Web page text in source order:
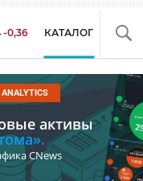
-0,36 КАТАЛОГ
активы
CNews